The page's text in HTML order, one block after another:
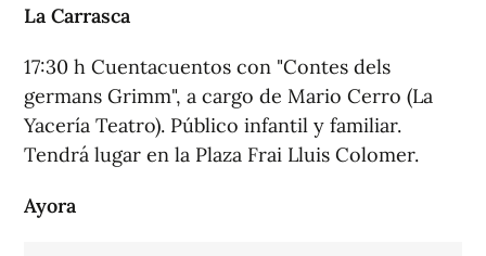
La Carrasca
17:30 h Cuentacuentos con "Contes dels
germans Grimm", a cargo de Mario Cerro (La
Yacería Teatro). Público infantil y familiar.
Tendrá lugar en la Plaza Frai Lluis Colomer.
Ayora